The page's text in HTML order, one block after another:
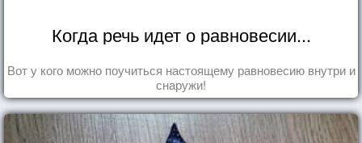
Когда речь идет о равновесии...
Вот у кого можно поучиться настоящему равновесию внутри и
снаружи!